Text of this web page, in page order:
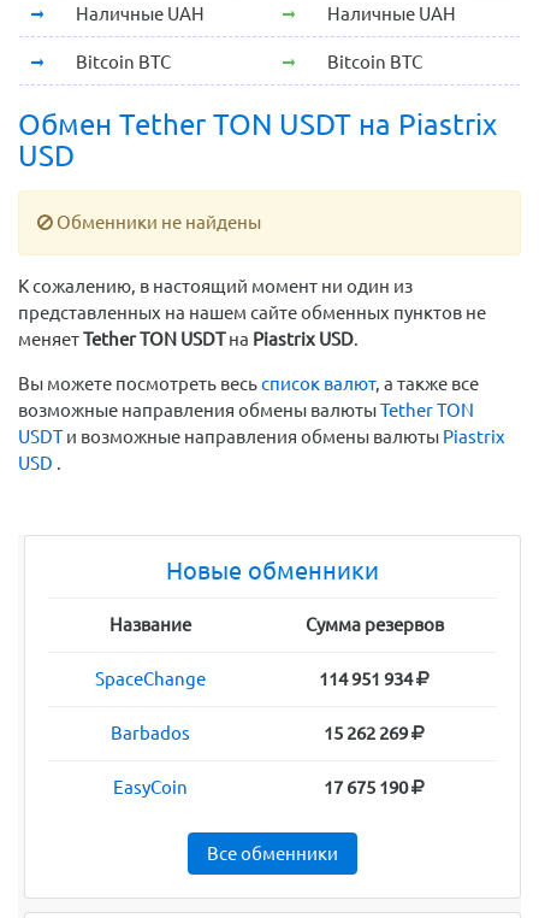
Наличные UAH Наличные UAH
Bitcoin BTC Bitcoin BTC
Обмен Tether TON USDT на Piastrix
USD
Обменники не найдены
К сожалению, в настоящий момент ни один из
представленных на нашем сайте обменных пунктов не
меняетTether TON USDTна Piastrix USD.
Вы можете посмотреть весьсписок валют, а также все
возможные направления обмены валютыTether TON
USDTи возможные направления обмены валюты Piastrix
USD .
Новые обменники
Название Сумма резервов
SpaceChange 114 951 934
Barbados 15 262 269
EasyCoin 17 675 190
Все обменники